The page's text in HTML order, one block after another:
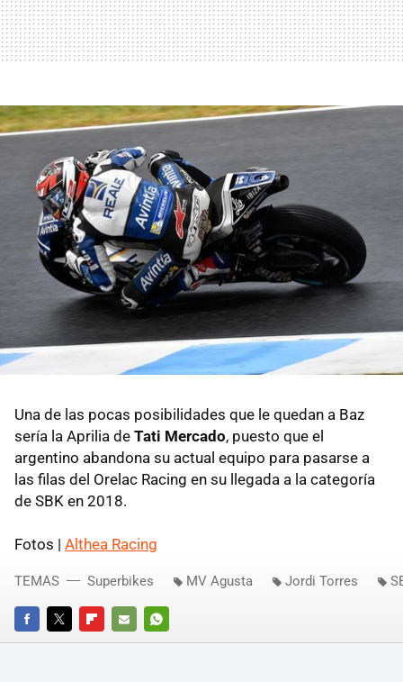
Una de las pocas posibilidades que le quedan a Baz
sería la Aprilia de Tati Mercado, puesto que el
argentino abandona su actual equipo para pasarse a
las filas del Orelac Racing en su llegada a la categoría
de SBK en 2018.
Fotos | Althea Racing
FACEBOOKTWITTERFLIPBOARD
E-
WHATSAPP
TEMAS Superbikes MV Agusta Jordi Torres